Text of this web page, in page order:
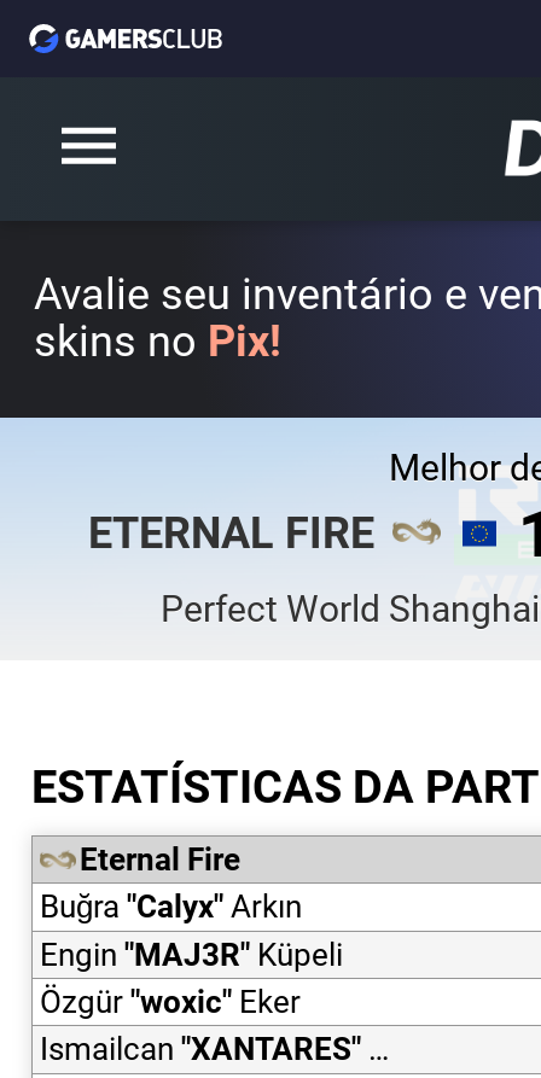
Avalie seu inventário e
skins no Pix!
Melhor
ETERNAL FIRE
Perfect World
ESTATÍSTICAS DA
Eternal Fire
Buğra "Calyx" Arkın
Engin "MAJ3R" Küpeli
Özgür "woxic" Eker
Ismailcan "XANTARES" Dörtkardeş